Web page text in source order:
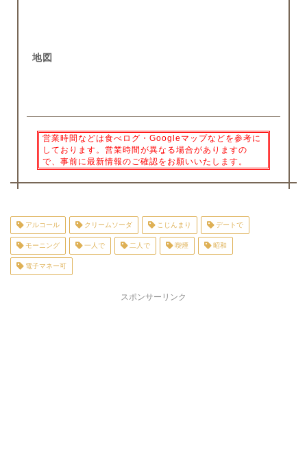
地図
営業時間などは食べログ・Googleマップなどを参考に
しております。営業時間が異なる場合がありますの
で、事前に最新情報のご確認をお願いいたします。
アルコール クリームソーダ こじんまり デートで
モーニング 一人で 二人で 喫煙 昭和
電子マネー可
スポンサーリンク